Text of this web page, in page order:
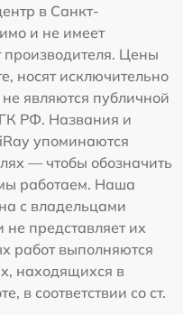
в Санкт-
и не имеет
Цены
носят исключительно
являются публичной
РФ. Названия и
упоминаются
— чтобы обозначить
работаем. Наша
с владельцами
представляет их
работ выполняются
находящихся в
в соответствии со ст.